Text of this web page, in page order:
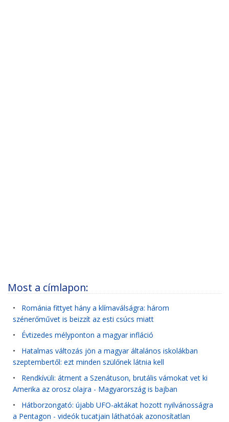
Most a címlapon:
• Románia fittyet hány a klímaválságra: három
szénerőművet is beizzít az esti csúcs miatt
• Évtizedes mélyponton a magyar infláció
• Hatalmas változás jön a magyar általános iskolákban
szeptembertől: ezt minden szülőnek látnia kell
• Rendkívüli: átment a Szenátuson, brutális vámokat vet ki
Amerika az orosz olajra - Magyarország is bajban
• Hátborzongató: újabb UFO-aktákat hozott nyilvánosságra
a Pentagon - videók tucatjain láthatóak azonosítatlan